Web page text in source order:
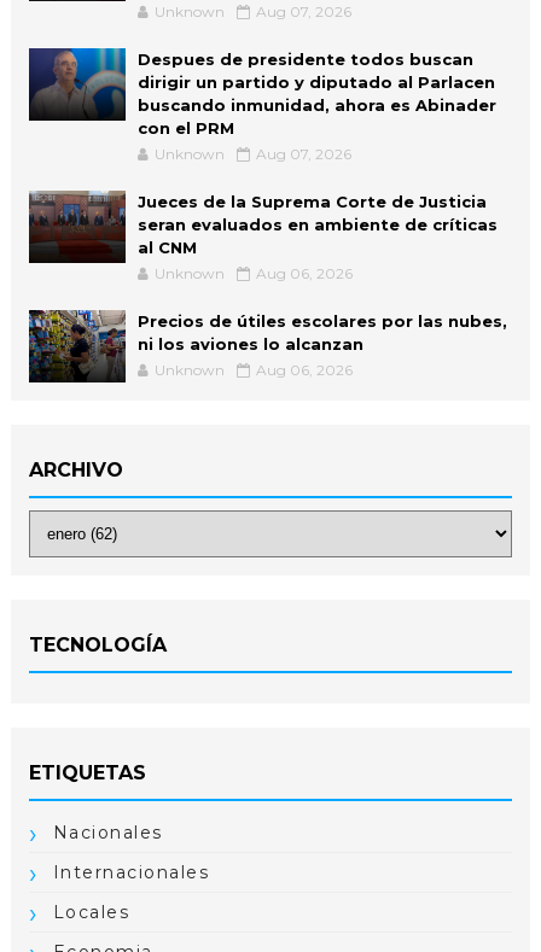
Unknown Aug 07, 2026
Despues de presidente todos buscan
dirigir un partido y diputado al Parlacen
buscando inmunidad, ahora es Abinader
con el PRM
Unknown Aug 07, 2026
Jueces de la Suprema Corte de Justicia
seran evaluados en ambiente de críticas
al CNM
Unknown Aug 06, 2026
Precios de útiles escolares por las nubes,
ni los aviones lo alcanzan
Unknown Aug 06, 2026
ARCHIVO
TECNOLOGÍA
ETIQUETAS
Nacionales
Internacionales
Locales